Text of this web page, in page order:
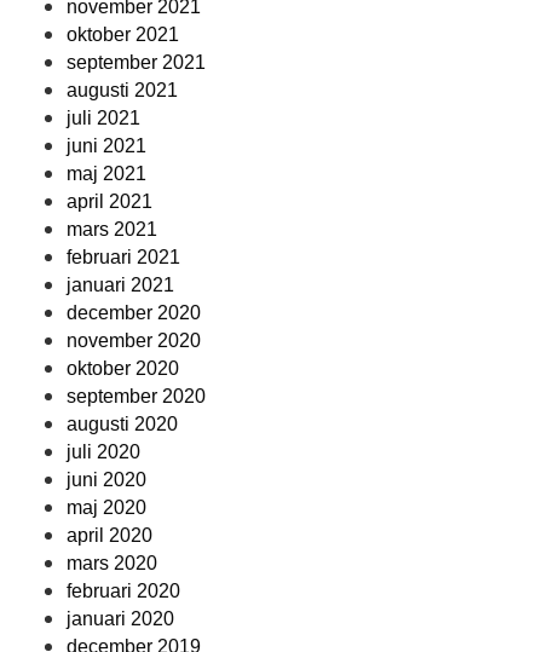
november 2021
oktober 2021
september 2021
augusti 2021
juli 2021
juni 2021
maj 2021
april 2021
mars 2021
februari 2021
januari 2021
december 2020
november 2020
oktober 2020
september 2020
augusti 2020
juli 2020
juni 2020
maj 2020
april 2020
mars 2020
februari 2020
januari 2020
december 2019